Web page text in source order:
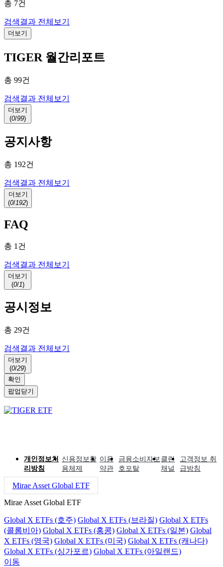
총 7건
검색결과 전체보기
더보기
TIGER 월간리포트
총 99건
검색결과 전체보기
더보기
(0/99)
공지사항
총 192건
검색결과 전체보기
더보기
(0/192)
FAQ
총 1 건
검색결과 전체보기
더보기
(0/1)
공시정보
총 29건
검색결과 전체보기
더보기
(0/29)
확인
팝업닫기
개인정보처
리방침
신용정보활
용체제
이용
약관
금융소비자보
호포탈
클린
채널
고객정보 취
급방침
Mirae Asset Global ETF
Mirae Asset Global ETF
Global X ETFs (호주) Global X ETFs (브라질) Global X ETFs
(콜롬비아) Global X ETFs (홍콩) Global X ETFs (일본) Global
X ETFs (영국) Global X ETFs (미국) Global X ETFs (캐나다)
Global X ETFs (싱가포르) Global X ETFs (아일랜드)
이동